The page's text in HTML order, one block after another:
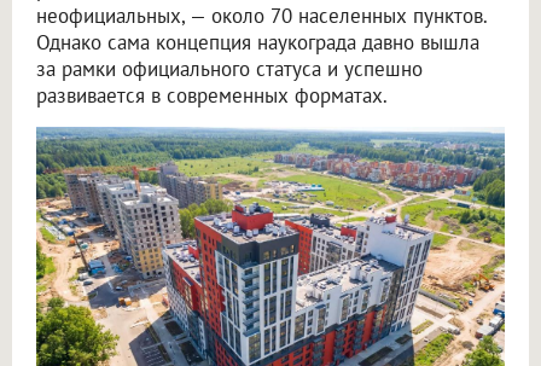
неофициальных, — около 70 населенных пунктов.
Однако сама концепция наукограда давно вышла
за рамки официального статуса и успешно
развивается в современных форматах.